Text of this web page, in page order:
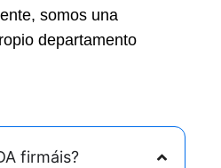
somos una
departamento
firmáis?